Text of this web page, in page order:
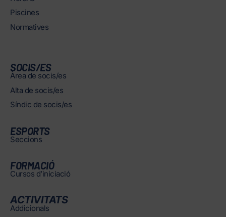
Piscines
Normatives
SOCIS/ES
Àrea de socis/es
Alta de socis/es
Síndic de socis/es
ESPORTS
Seccions
FORMACIÓ
Cursos d’iniciació
ACTIVITATS
Addicionals